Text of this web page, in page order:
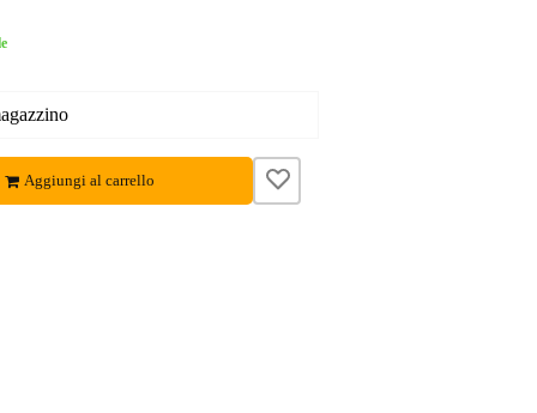
Aggiungi al carrello